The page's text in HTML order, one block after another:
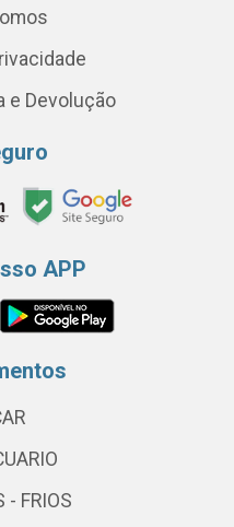
e Devolução
APP
- FRIOS